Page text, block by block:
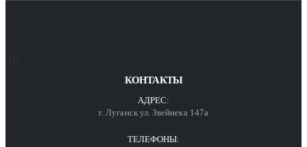
КОНТАКТЫ
АДРЕС:
г. Луганск ул. Звейнека 147а
ТЕЛЕФОНЫ: